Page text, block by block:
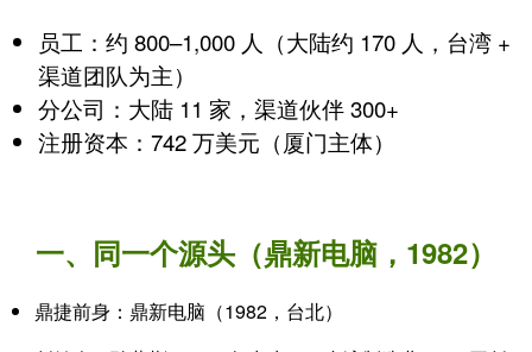
员工：约 800–1,000 人
（大陆约 170 人，台湾 +
渠道团队为主）
分公司：大陆 11 家，渠道伙伴 300+
注册资本：742 万美元（厦门主体）
一、同一个源头（鼎新电脑，1982）
鼎捷前身：鼎新电脑（1982，台北）